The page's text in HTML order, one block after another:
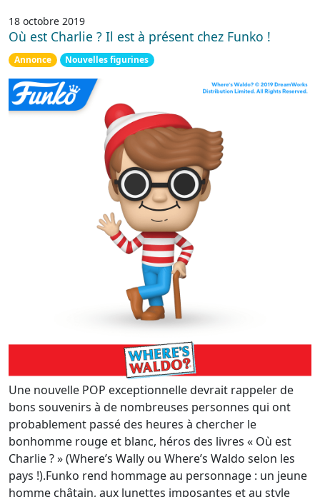
18 octobre 2019
Où est Charlie ? Il est à présent chez Funko !
Annonce Nouvelles figurines
Une nouvelle POP exceptionnelle devrait rappeler de
bons souvenirs à de nombreuses personnes qui ont
probablement passé des heures à chercher le
bonhomme rouge et blanc, héros des livres « Où est
Charlie ? » (Where’s Wally ou Where’s Waldo selon les
pays !).Funko rend hommage au personnage : un jeune
homme châtain, aux lunettes imposantes et au style